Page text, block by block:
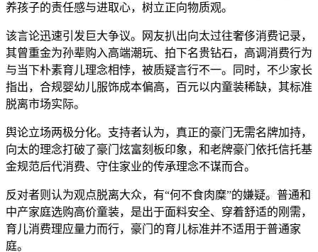
养孩子的责任感与进取心，树立正向物质观。
该言论迅速引发巨大争议。网友扒出向太过往奢侈消费记录，
其曾重金为孙辈购入高端潮玩、拍下名贵钻石，高调消费行为
与当下朴素育儿理念相悖，被质疑言行不一。同时，不少家长
指出，合规婴幼儿服饰成本偏高，百元以内童装稀缺，其标准
脱离市场实际。
舆论立场两极分化。支持者认为，真正的豪门无需名牌加持，
向太的理念打破了豪门炫富刻板印象，和老牌豪门依托信托基
金规范后代消费、守住家业的传承理念不谋而合。
反对者则认为观点脱离大众，有“何不食肉糜”的嫌疑。普通和
中产家庭选购高价童装，是出于面料安全、穿着舒适的刚需，
育儿消费理应量力而行，豪门的育儿标准并不适用于普通家
庭。